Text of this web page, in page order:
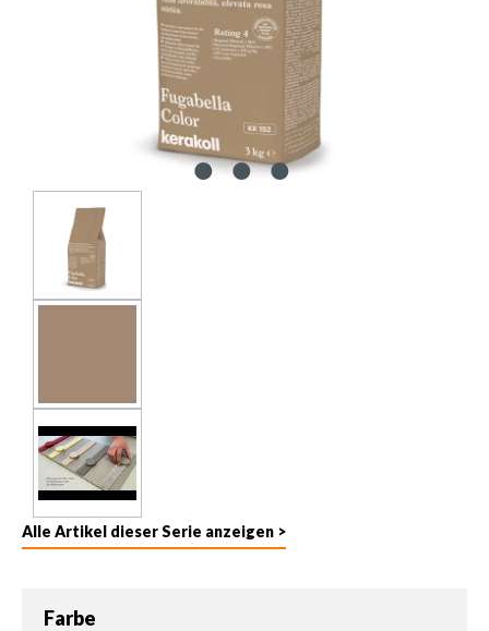
Alle Artikel dieser Serie anzeigen >
Farbe